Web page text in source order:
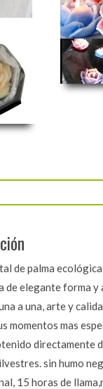
de palma
de elegante forma y
a una, arte y
momentos mas
directamente
sin humo
15 horas de